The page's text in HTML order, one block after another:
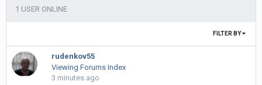
1 USER ONLINE
FILTER BY
rudenkov55
Viewing Forums Index
3 minutes ago